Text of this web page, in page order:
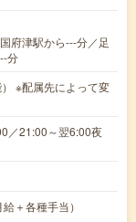
府津駅から---分／足
分
※配属先によって変
／21:00～翌6:00夜
＋各種手当）